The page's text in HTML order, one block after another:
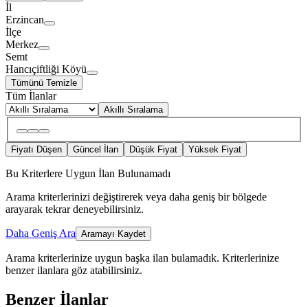
İl
Erzincan
İlçe
Merkez
Semt
Hancıçiftliği Köyü
Tümünü Temizle
Tüm İlanlar
Akıllı Sıralama
Fiyatı Düşen Güncel İlan Düşük Fiyat Yüksek Fiyat
Bu Kriterlere Uygun İlan Bulunamadı
Arama kriterlerinizi değiştirerek veya daha geniş bir bölgede
arayarak tekrar deneyebilirsiniz.
Daha Geniş Ara Aramayı Kaydet
Arama kriterlerinize uygun başka ilan bulamadık. Kriterlerinize
benzer ilanlara göz atabilirsiniz.
Benzer İlanlar